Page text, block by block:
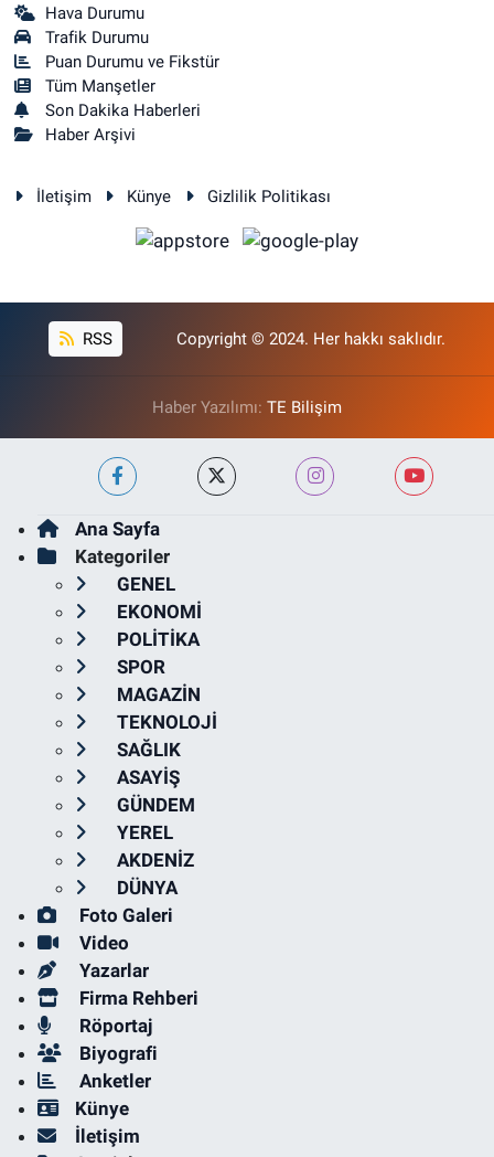
Hava Durumu
Trafik Durumu
Puan Durumu ve Fikstür
Tüm Manşetler
Son Dakika Haberleri
Haber Arşivi
İletişim Künye Gizlilik Politikası
RSS Copyright © 2024. Her hakkı saklıdır.
Haber Yazılımı: TE Bilişim
Ana Sayfa
Kategoriler
GENEL
EKONOMİ
POLİTİKA
SPOR
MAGAZİN
TEKNOLOJİ
SAĞLIK
ASAYİŞ
GÜNDEM
YEREL
AKDENİZ
DÜNYA
Foto Galeri
Video
Yazarlar
Firma Rehberi
Röportaj
Biyografi
Anketler
Künye
İletişim